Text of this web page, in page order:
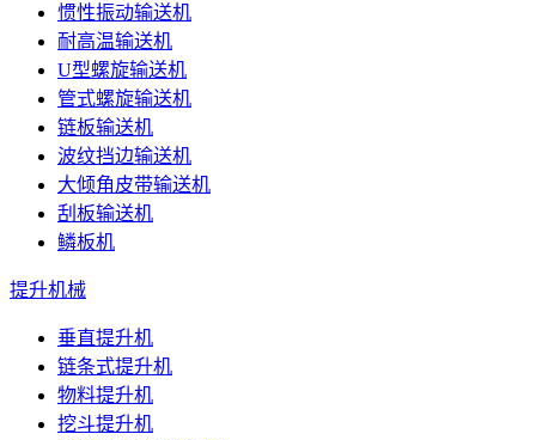
惯性振动输送机
耐高温输送机
U型螺旋输送机
管式螺旋输送机
链板输送机
波纹挡边输送机
大倾角皮带输送机
刮板输送机
鳞板机
提升机械
垂直提升机
链条式提升机
物料提升机
挖斗提升机